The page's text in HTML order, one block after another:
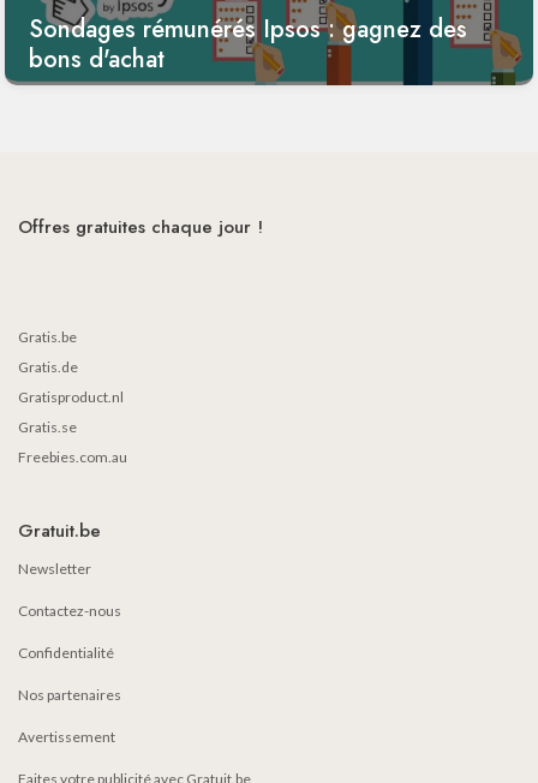
Sondages rémunérés Ipsos : gagnez des
bons d'achat
Offres gratuites chaque jour !
Gratis.be
Gratis.de
Gratisproduct.nl
Gratis.se
Freebies.com.au
Gratuit.be
Newsletter
Contactez-nous
Confidentialité
Nos partenaires
Avertissement
Faites votre publicité avec Gratuit.be